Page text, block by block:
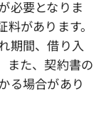
要となりま
があります。
期間、借り入
また、契約書の
る場合があり